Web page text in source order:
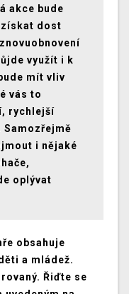
akce bude
dost
využít i k
mít vliv
vás to
rychlejší
Samozřejmě
i nějaké
oplývat
obsahuje
a mládež.
Řiďte se